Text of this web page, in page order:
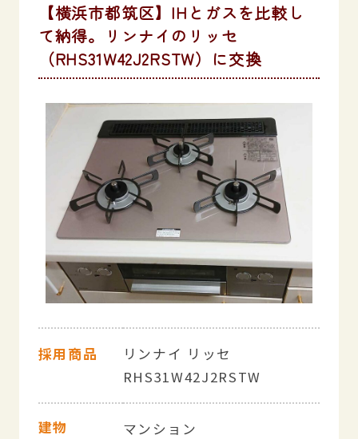
【横浜市都筑区】IHとガスを比較し
て納得。リンナイのリッセ
（RHS31W42J2RSTW）に交換
採用商品
リンナイ リッセ
RHS31W42J2RSTW
建物 マンション